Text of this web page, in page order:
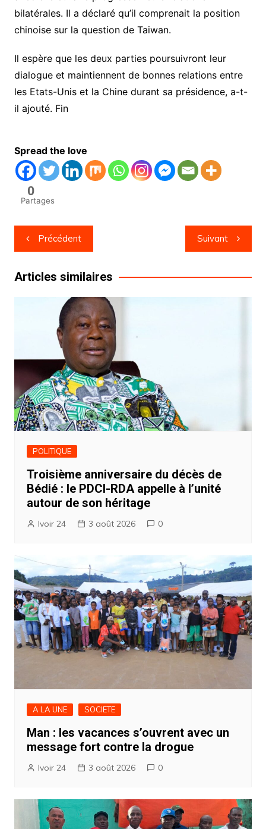
bilatérales. Il a déclaré qu’il comprenait la position
chinoise sur la question de Taiwan.
Il espère que les deux parties poursuivront leur
dialogue et maintiennent de bonnes relations entre
les Etats-Unis et la Chine durant sa présidence, a-t-
il ajouté. Fin
Spread the love
0
Partages
Navigation
de
l’article
Précédent Suivant
Articles similaires
POLITIQUE
Troisième anniversaire du décès de
Bédié : le PDCI-RDA appelle à l’unité
autour de son héritage
Ivoir 24 3 août 2026 0
A LA UNE SOCIETE
Man : les vacances s’ouvrent avec un
message fort contre la drogue
Ivoir 24 3 août 2026 0